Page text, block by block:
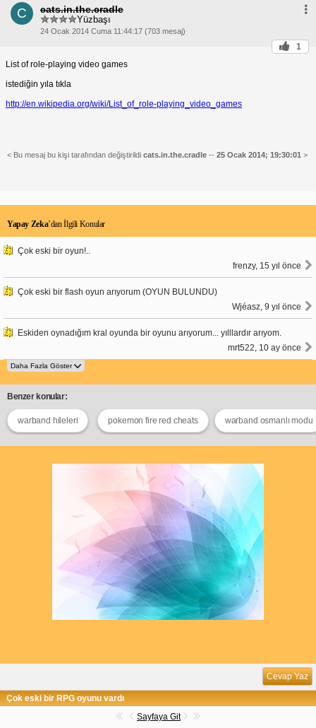
C cats.in.the.cradle
Yüzbaşı
24 Ocak 2014 Cuma 11:44:17 (703 mesaj)
1
List of role-playing video games
istediğin yıla tıkla
http://en.wikipedia.org/wiki/List_of_role-playing_video_games
< Bu mesaj bu kişi tarafından değiştirildi cats.in.the.cradle -- 25 Ocak 2014; 19:30:01 >
Yapay Zeka’dan İlgili Konular
Çok eski bir oyun!..
frenzy, 15 yıl önce
Çok eski bir flash oyun arıyorum (OYUN BULUNDU)
Wjéasz, 9 yıl önce
Eskiden oynadığım kral oyunda bir oyunu arıyorum... yılllardır arıyom.
mrt522, 10 ay önce
Benzer konular:
warband hileleri pokemon fire red cheats warband osmanlı modu
Cevap Yaz
Çok eski bir RPG oyunu vardı
Sayfaya Git